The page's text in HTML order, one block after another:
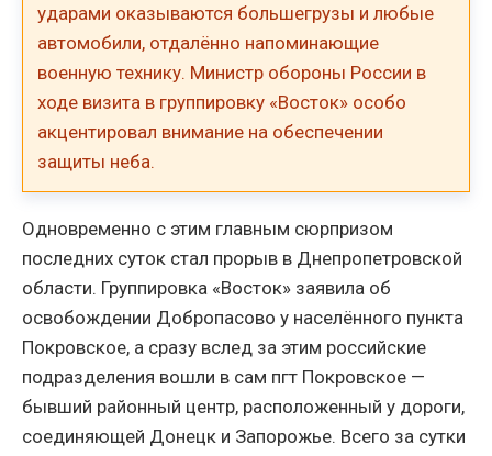
ударами оказываются большегрузы и любые
автомобили, отдалённо напоминающие
военную технику. Министр обороны России в
ходе визита в группировку «Восток» особо
акцентировал внимание на обеспечении
защиты неба.
Одновременно с этим главным сюрпризом
последних суток стал прорыв в Днепропетровской
области. Группировка «Восток» заявила об
освобождении Добропасово у населённого пункта
Покровское, а сразу вслед за этим российские
подразделения вошли в сам пгт Покровское —
бывший районный центр, расположенный у дороги,
соединяющей Донецк и Запорожье. Всего за сутки